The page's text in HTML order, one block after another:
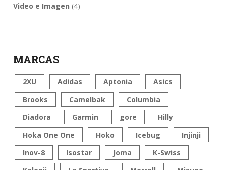
Video e Imagen (4)
MARCAS
2XU Adidas Aptonia
Asics
Brooks
Camelbak
Columbia
Diadora
Garmin gore
Hilly
Hoka One One
Hoko Icebug
Injinji
Inov-8
Isostar Joma
K-Swiss